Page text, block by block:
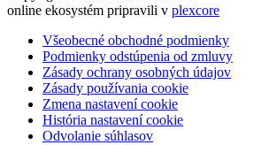
online ekosystém pripravili v plexcore
Všeobecné obchodné podmienky
Podmienky odstúpenia od zmluvy
Zásady ochrany osobných údajov
Zásady používania cookie
Zmena nastavení cookie
História nastavení cookie
Odvolanie súhlasov